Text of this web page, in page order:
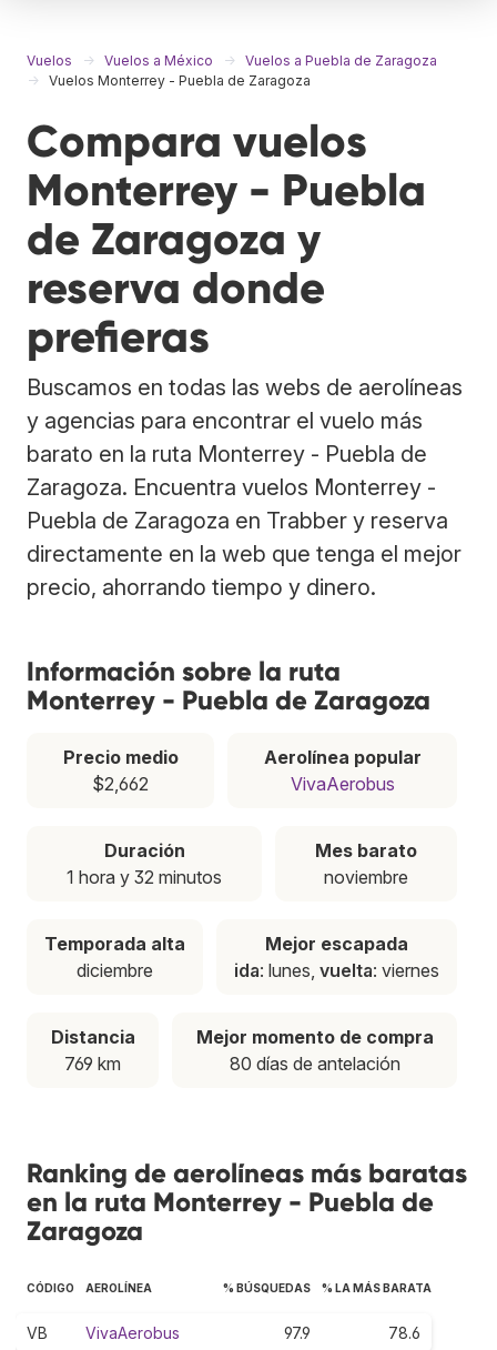
Vuelos Vuelos a México
Vuelos a Puebla de Zaragoza
Vuelos Monterrey - Puebla de Zaragoza
Compara vuelos
Monterrey - Puebla
de Zaragoza y
reserva donde
prefieras
Buscamos en todas las webs de aerolíneas
y agencias para encontrar el vuelo más
barato en la ruta Monterrey - Puebla de
Zaragoza. Encuentra vuelos Monterrey -
Puebla de Zaragoza en Trabber y reserva
directamente en la web que tenga el mejor
precio, ahorrando tiempo y dinero.
Información sobre la ruta
Monterrey - Puebla de Zaragoza
Precio medio
$2,662
Aerolínea popular
VivaAerobus
Duración
1 hora y 32 minutos
Mes barato
noviembre
Temporada alta
diciembre
Mejor escapada
ida: lunes, vuelta: viernes
Distancia
769 km
Mejor momento de compra
80 días de antelación
Ranking de aerolíneas más baratas
en la ruta Monterrey - Puebla de
Zaragoza
CÓDIGO AEROLÍNEA % BÚSQUEDAS % LA MÁS BARATA
VB VivaAerobus 97.9 78.6